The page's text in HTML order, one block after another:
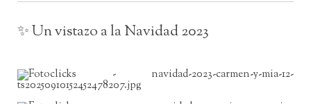
✨ Un vistazo a la Navidad 2023